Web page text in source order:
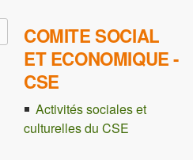
COMITE SOCIAL
ET ECONOMIQUE -
CSE
Activités sociales et
culturelles du CSE